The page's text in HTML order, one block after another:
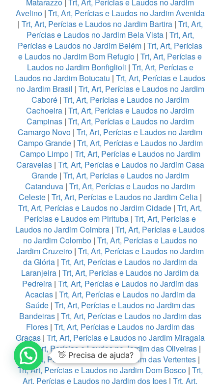
Matarazzo | Trt, Art, Perícias e Laudos no Jardim
Avelino| Trt, Art, Perícias e Laudos no Jardim Avenida
| Trt, Art, Perícias e Laudos no Jardim Bartira| Trt, Art,
Perícias e Laudos no Jardim Bela Vista| Trt, Art,
Perícias e Laudos no Jardim Belém | Trt, Art, Perícias
e Laudos no Jardim Bom Refugio | Trt, Art, Perícias e
Laudos no Jardim Bonfiglioli | Trt, Art, Perícias e
Laudos no Jardim Botucatu | Trt, Art, Perícias e Laudos
no Jardim Brasil | Trt, Art, Perícias e Laudos no Jardim
Caboré| Trt, Art, Perícias e Laudos no Jardim
Cachoeira | Trt, Art, Perícias e Laudos no Jardim
Campinas| Trt, Art, Perícias e Laudos no Jardim
Camargo Novo | Trt, Art, Perícias e Laudos no Jardim
Campo Grande| Trt, Art, Perícias e Laudos no Jardim
Campo Limpo | Trt, Art, Perícias e Laudos no Jardim
Caravelas| Trt, Art, Perícias e Laudos no Jardim Casa
Grande| Trt, Art, Perícias e Laudos no Jardim
Catanduva | Trt, Art, Perícias e Laudos no Jardim
Celeste| Trt, Art, Perícias e Laudos no Jardim Celia|
Trt, Art, Perícias e Laudos no Jardim Cidade | Trt, Art,
Perícias e Laudos em Pirituba | Trt, Art, Perícias e
Laudos no Jardim Coimbra | Trt, Art, Perícias e Laudos
no Jardim Colombo| Trt, Art, Perícias e Laudos no
Jardim Cruzeiro| Trt, Art, Perícias e Laudos no Jardim
da Glória| Trt, Art, Perícias e Laudos no Jardim da
Laranjeira | Trt, Art, Perícias e Laudos no Jardim da
Pedreira| Trt, Art, Perícias e Laudos no Jardim das
Acacias| Trt, Art, Perícias e Laudos no Jardim da
Saúde| Trt, Art, Perícias e Laudos no Jardim das
Bandeiras| Trt, Art, Perícias e Laudos no Jardim das
Flores| Trt, Art, Perícias e Laudos no Jardim das
Graças| Trt, Art, Perícias e Laudos no Jardim Miragaia
|Trt, Art, Perícias e Laudos no Jardim das Oliveiras|
Trt, Art, Perícias e Laudos no Jardim das Vertentes|
Trt, Art, Perícias e Laudos no Jardim Dom Bosco| Trt,
Art, Perícias e Laudos no Jardim dos Ipes | Trt, Art,
👋 Precisa de ajuda?